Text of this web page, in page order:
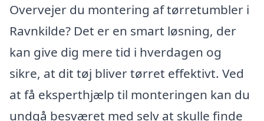
Overvejer du montering af tørretumbler i
Ravnkilde? Det er en smart løsning, der
kan give dig mere tid i hverdagen og
sikre, at dit tøj bliver tørret effektivt. Ved
at få eksperthjælp til monteringen kan du
undgå besværet med selv at skulle finde